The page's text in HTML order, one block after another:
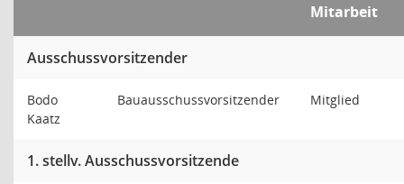
Mitarbeit
Ausschussvorsitzender
Bodo
Kaatz
Bauausschussvorsitzender Mitglied
1. stellv. Ausschussvorsitzende